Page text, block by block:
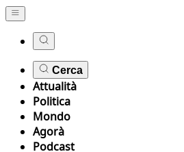
Cerca
Attualità
Politica
Mondo
Agorà
Podcast